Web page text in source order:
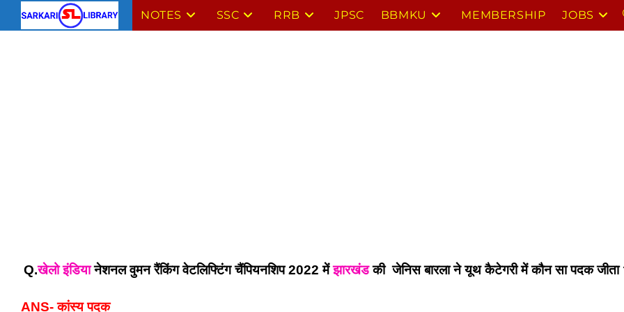
NOTES SSC RRB JPSC BBMKU MEMBERSHIP JOBS
Q.खेलो इंडिया नेशनल वुमन रैंकिंग वेटलिफ्टिंग चैंपियनशिप 2022 में झारखंड की  जेनिस बारला ने यूथ कैटेगरी में कौन सा पदक जीता
ANS- कांस्य पदक